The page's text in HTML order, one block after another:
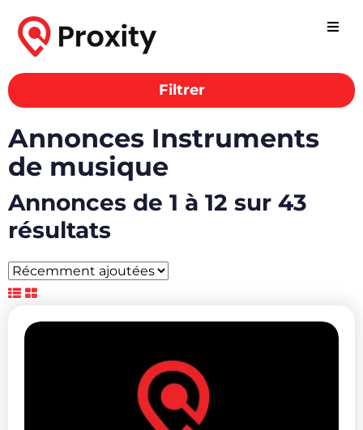
Filtrer
Annonces Instruments
de musique
Annonces de 1 à 12 sur 43
résultats